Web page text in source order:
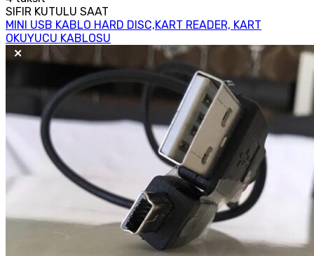
SIFIR KUTULU SAAT
MINI USB KABLO HARD DISC,KART READER, KART
OKUYUCU KABLOSU